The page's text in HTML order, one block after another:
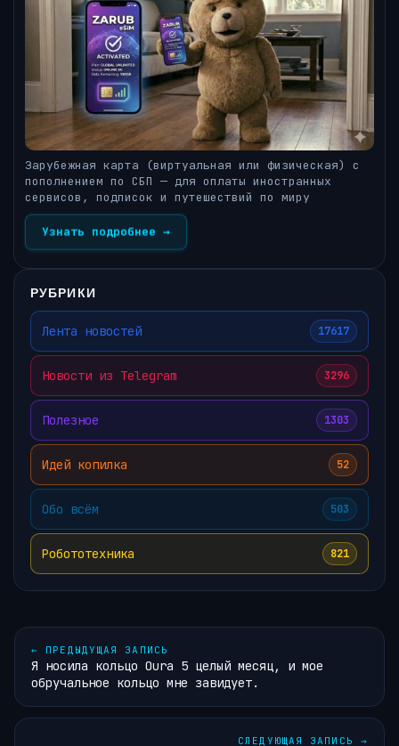
Зарубежная карта (виртуальная или физическая) с
пополнением по СБП — для оплаты иностранных
сервисов, подписок и путешествий по миру
Узнать подробнее →
РУБРИКИ
Лента новостей 17617
Новости из Telegram 3296
Полезное 1303
Идей копилка 52
Обо всём 503
Робототехника 821
← ПРЕДЫДУЩАЯ ЗАПИСЬ
Я носила кольцо Oura 5 целый месяц, и мое
обручальное кольцо мне завидует.
СЛЕДУЮЩАЯ ЗАПИСЬ →